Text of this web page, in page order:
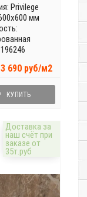
Privilege
мм
690 руб/м2
КУПИТЬ
Доставка за
наш счёт при
заказе от
35т.руб